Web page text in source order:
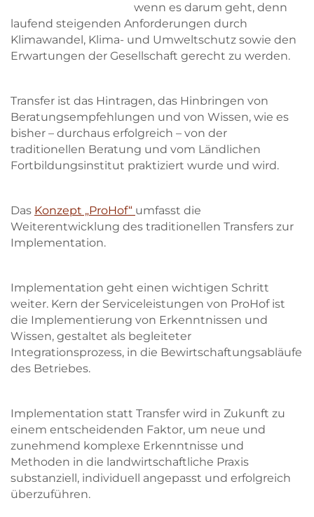
Skip to main content
Skip to main content
wenn es darum geht, denn
laufend steigenden Anforderungen durch
Klimawandel, Klima- und Umweltschutz sowie den
Erwartungen der Gesellschaft gerecht zu werden.
Transfer ist das Hintragen, das Hinbringen von
Beratungsempfehlungen und von Wissen, wie es
bisher – durchaus erfolgreich – von der
traditionellen Beratung und vom Ländlichen
Fortbildungsinstitut praktiziert wurde und wird.
Das Konzept „ProHof“ umfasst die
Weiterentwicklung des traditionellen Transfers zur
Implementation.
Implementation geht einen wichtigen Schritt
weiter. Kern der Serviceleistungen von ProHof ist
die Implementierung von Erkenntnissen und
Wissen, gestaltet als begleiteter
Integrationsprozess, in die Bewirtschaftungsabläufe
des Betriebes.
Implementation statt Transfer wird in Zukunft zu
einem entscheidenden Faktor, um neue und
zunehmend komplexe Erkenntnisse und
Methoden in die landwirtschaftliche Praxis
substanziell, individuell angepasst und erfolgreich
überzuführen.